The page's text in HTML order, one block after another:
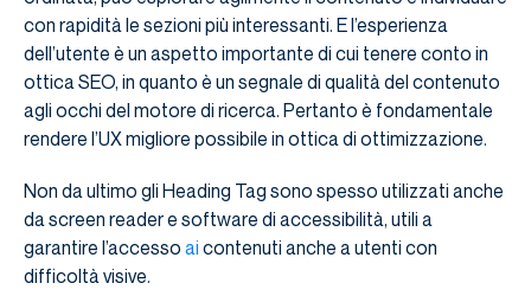
con rapidità le sezioni più interessanti. E l’esperienza
dell’utente è un aspetto importante di cui tenere conto in
ottica SEO, in quanto è un segnale di qualità del contenuto
agli occhi del motore di ricerca. Pertanto è fondamentale
rendere l’UX migliore possibile in ottica di ottimizzazione.
Non da ultimo gli Heading Tag sono spesso utilizzati anche
da screen reader e software di accessibilità, utili a
garantire l’accesso ai contenuti anche a utenti con
difficoltà visive.